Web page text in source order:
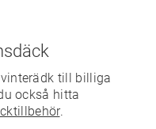
till billiga
också hitta
.